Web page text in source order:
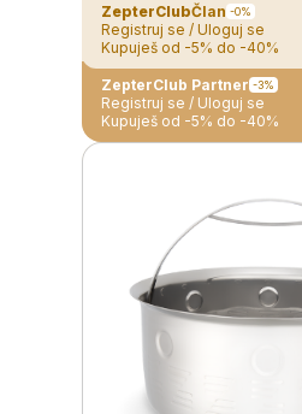
ZepterClubČlan -0%
Registruj se / Uloguj se
Kupuješ od -5% do -40%
ZepterClub Partner -3%
Registruj se / Uloguj se
Kupuješ od -5% do -40%